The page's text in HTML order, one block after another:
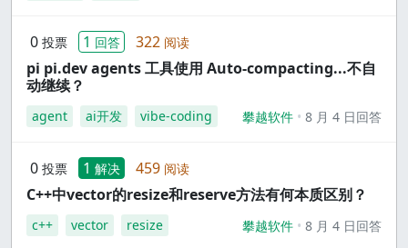
0 投票 1 回答 322 阅读
pi pi.dev agents 工具使用 Auto-compacting...不自
动继续？
agent ai开发 vibe-coding 攀越软件 8 月 4 日回答
0 投票 1 解决 459 阅读
C++中vector的resize和reserve方法有何本质区别？
c++ vector resize 攀越软件 8 月 4 日回答